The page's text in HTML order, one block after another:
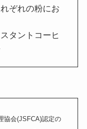
ぞれの粉にお
タントコーヒ
協会(JSFCA)認定の